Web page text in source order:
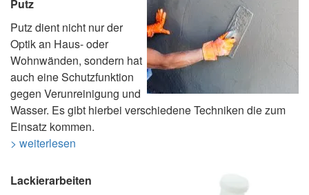
Putz
Putz dient nicht nur der
Optik an Haus- oder
Wohnwänden, sondern hat
auch eine Schutzfunktion
gegen Verunreinigung und
Wasser. Es gibt hierbei verschiedene Techniken die zum
Einsatz kommen.
> weiterlesen
Lackierarbeiten